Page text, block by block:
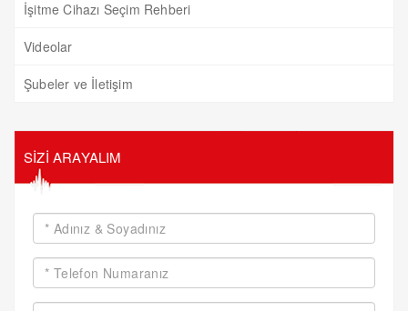
İşitme Cihazı Seçim Rehberi
Videolar
Şubeler ve İletişim
SİZİ ARAYALIM